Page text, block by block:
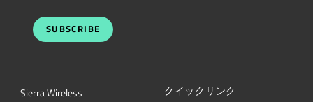
SUBSCRIBE
Sierra Wireless
クイックリンク